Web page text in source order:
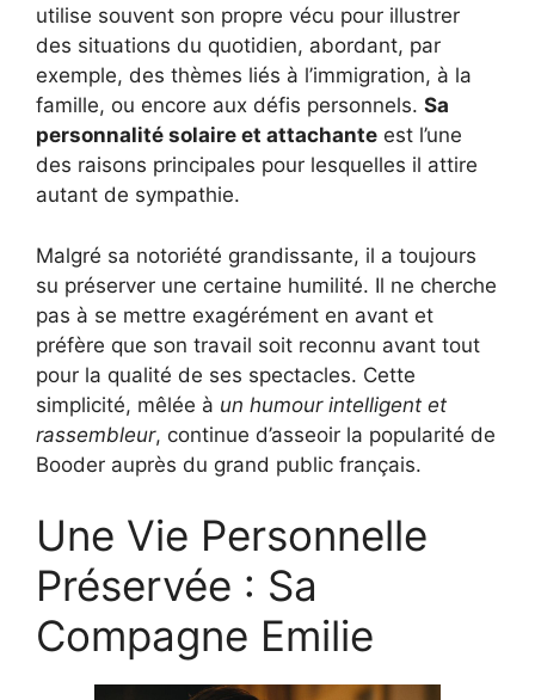
utilise souvent son propre vécu pour illustrer
des situations du quotidien, abordant, par
exemple, des thèmes liés à l’immigration, à la
famille, ou encore aux défis personnels. Sa
personnalité solaire et attachante est l’une
des raisons principales pour lesquelles il attire
autant de sympathie.
Malgré sa notoriété grandissante, il a toujours
su préserver une certaine humilité. Il ne cherche
pas à se mettre exagérément en avant et
préfère que son travail soit reconnu avant tout
pour la qualité de ses spectacles. Cette
simplicité, mêlée à un humour intelligent et
rassembleur, continue d’asseoir la popularité de
Booder auprès du grand public français.
Une Vie Personnelle
Préservée : Sa
Compagne Emilie